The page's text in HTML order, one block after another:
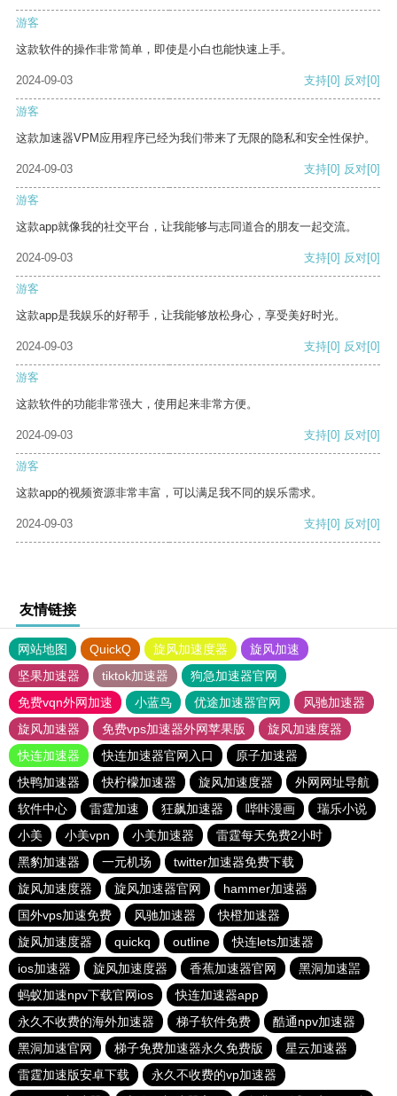
游客
这款软件的操作非常简单，即使是小白也能快速上手。
2024-09-03 支持[0] 反对[0]
游客
这款加速器VPM应用程序已经为我们带来了无限的隐私和安全性保护。
2024-09-03 支持[0] 反对[0]
游客
这款app就像我的社交平台，让我能够与志同道合的朋友一起交流。
2024-09-03 支持[0] 反对[0]
游客
这款app是我娱乐的好帮手，让我能够放松身心，享受美好时光。
2024-09-03 支持[0] 反对[0]
游客
这款软件的功能非常强大，使用起来非常方便。
2024-09-03 支持[0] 反对[0]
游客
这款app的视频资源非常丰富，可以满足我不同的娱乐需求。
2024-09-03 支持[0] 反对[0]
友情链接
网站地图 QuickQ 旋风加速度器
旋风加速
坚果加速器
tiktok加速器
狗急加速器官网
免费vqn外网加速
小蓝鸟 优途加速器官网
风驰加速器
旋风加速器
免费vps加速器外网苹果版
旋风加速度器
快连加速器
快连加速器官网入口
原子加速器
快鸭加速器
快柠檬加速器 旋风加速度器
外网网址导航
软件中心
雷霆加速 狂飙加速器 哔咔漫画
瑞乐小说
小美
小美vpn 小美加速器
雷霆每天免费2小时
黑豹加速器
一元机场
twitter加速器免费下载
旋风加速度器
旋风加速器官网
hammer加速器
国外vps加速免费
风驰加速器
快橙加速器
旋风加速度器
quickq outline
快连lets加速器
ios加速器
旋风加速度器 香蕉加速器官网
黑洞加速噐
蚂蚁加速npv下载官网ios
快连加速器app
永久不收费的海外加速器
梯子软件免费
酷通npv加速器
黑洞加速官网
梯子免费加速器永久免费版
星云加速器
雷霆加速版安卓下载
永久不收费的vp加速器